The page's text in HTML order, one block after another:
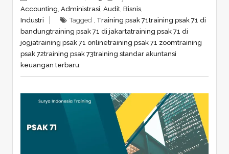
Accounting, Administrasi, Audit, Bisnis,
Industri
Tagged , Training psak 71training psak 71 di
bandungtraining psak 71 di jakartatraining psak 71 di
jogjatraining psak 71 onlinetraining psak 71 zoomtraining
psak 72training psak 73training standar akuntansi
keuangan terbaru.